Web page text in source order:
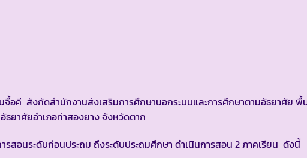
คี สังกัดสำนักงานส่งเสริมการศึกษานอกระบบและการศึกษาตามอัธยาศัย พื้
ามอัธยาศัยอำเภอท่าสองยาง จังหวัดตาก
นระดับก่อนประถม ถึงระดับประถมศึกษา ดำเนินการสอน 2 ภาคเรียน ดังนี้